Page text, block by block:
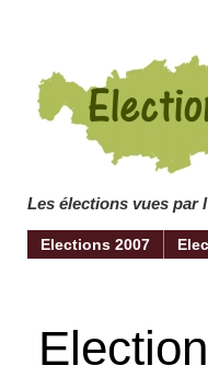
Les élections vues par
Elections 2007